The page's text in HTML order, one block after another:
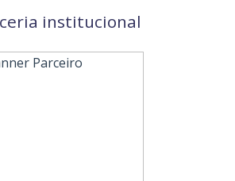
institucional